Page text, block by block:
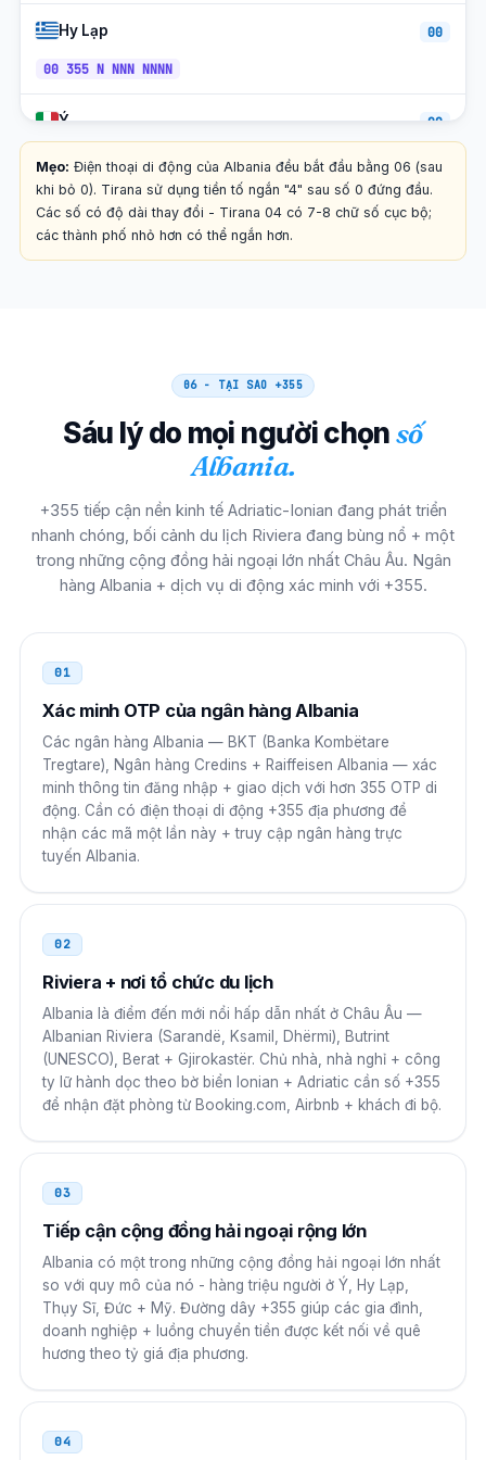
Hy Lạp 00
00 355 N NNN NNNN
Ý 00
00 355 N NNN NNNN
Thụy Sĩ 00
00 355 N NNN NNNN
00 355 N NNN NNNN
Tây ban nha 00
Montenegro
00 355 N NNN NNNN
nước Bỉ
00 355 N NNN NNNN
Bắc Macedonia
Ireland
00 355 N NNN NNNN
Trung Quốc
00 355 N NNN NNNN
Ấn Độ 00
00 355 N NNN NNNN
Nhật Bản
010 355 N NNN NNNN
Hàn Quốc
001 355 N NNN NNNN
Mẹo: Điện thoại di động của Albania đều bắt đầu bằng 06 (sau
khi bỏ 0). Tirana sử dụng tiền tố ngắn "4" sau số 0 đứng đầu.
Các số có độ dài thay đổi - Tirana 04 có 7-8 chữ số cục bộ;
các thành phố nhỏ hơn có thể ngắn hơn.
06 - TẠI SAO +355
Sáu lý do mọi người chọnsố
Albania.
+355 tiếp cận nền kinh tế Adriatic-Ionian đang phát triển
nhanh chóng, bối cảnh du lịch Riviera đang bùng nổ + một
trong những cộng đồng hải ngoại lớn nhất Châu Âu. Ngân
hàng Albania + dịch vụ di động xác minh với +355.
01
Xác minh OTP của ngân hàng Albania
Các ngân hàng Albania — BKT (Banka Kombëtare
Tregtare), Ngân hàng Credins + Raiffeisen Albania — xác
minh thông tin đăng nhập + giao dịch với hơn 355 OTP di
động. Cần có điện thoại di động +355 địa phương để
nhận các mã một lần này + truy cập ngân hàng trực
tuyến Albania.
02
Riviera + nơi tổ chức du lịch
Albania là điểm đến mới nổi hấp dẫn nhất ở Châu Âu —
Albanian Riviera (Sarandë, Ksamil, Dhërmi), Butrint
(UNESCO), Berat + Gjirokastër. Chủ nhà, nhà nghỉ + công
ty lữ hành dọc theo bờ biển Ionian + Adriatic cần số +355
để nhận đặt phòng từ Booking.com, Airbnb + khách đi bộ.
03
Tiếp cận cộng đồng hải ngoại rộng lớn
Albania có một trong những cộng đồng hải ngoại lớn nhất
so với quy mô của nó - hàng triệu người ở Ý, Hy Lạp,
Thụy Sĩ, Đức + Mỹ. Đường dây +355 giúp các gia đình,
doanh nghiệp + luồng chuyển tiền được kết nối về quê
hương theo tỷ giá địa phương.
04